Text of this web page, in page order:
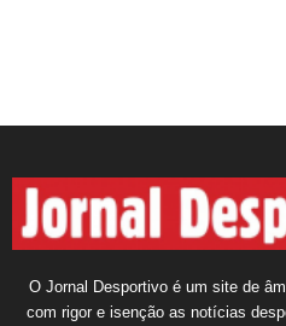
O Jornal Desportivo é um site de
com rigor e isenção as notícias